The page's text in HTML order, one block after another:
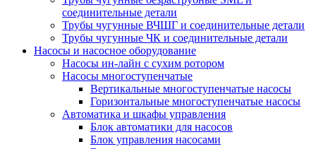
соединительные детали
Трубы чугунные ВЧШГ и соединительные детали
Трубы чугунные ЧК и соединительные детали
Насосы и насосное оборудование
Насосы ин-лайн с сухим ротором
Насосы многоступенчатые
Вертикальные многоступенчатые насосы
Горизонтальные многоступенчатые насосы
Автоматика и шкафы управления
Блок автоматики для насосов
Блок управления насосами